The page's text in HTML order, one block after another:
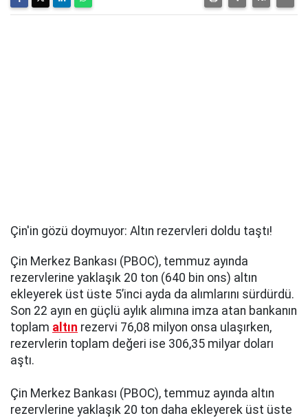
Çin'in gözü doymuyor: Altın rezervleri doldu taştı!
Çin Merkez Bankası (PBOC), temmuz ayında
rezervlerine yaklaşık 20 ton (640 bin ons) altın
ekleyerek üst üste 5’inci ayda da alımlarını sürdürdü.
Son 22 ayın en güçlü aylık alımına imza atan bankanın
toplam altın rezervi 76,08 milyon onsa ulaşırken,
rezervlerin toplam değeri ise 306,35 milyar doları
aştı.
Çin Merkez Bankası (PBOC), temmuz ayında altın
rezervlerine yaklaşık 20 ton daha ekleyerek üst üste